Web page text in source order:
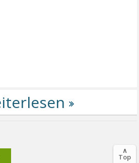
∧
Top